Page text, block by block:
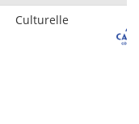
Culturelle